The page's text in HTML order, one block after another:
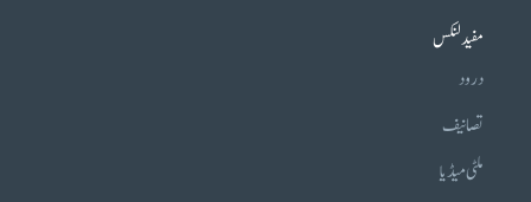
مفید لنکس
درود
تصانیف
ملٹی میڈیا